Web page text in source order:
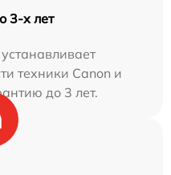
3-х лет
техники Canon и
до 3 лет.